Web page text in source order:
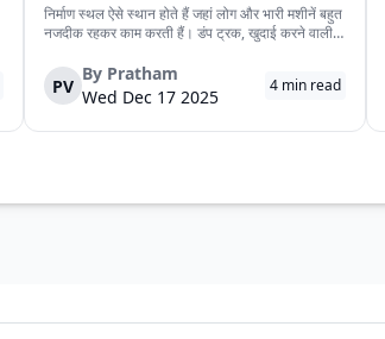
कैसे संभाला जाता है
निर्माण स्थल ऐसे स्थान होते हैं जहां लोग और भारी मशीनें बहुत
नजदीक रहकर काम करती हैं। डंप ट्रक, खुदाई करने वाली
लिए जरूरी होते हैं, लेकिन इनके साथ सुरक्षा से जुड़े खतरे भी
बढ़ जाते हैं। इनमें सबस...
PV
By Pratham
Wed Dec 17 2025
4 min read